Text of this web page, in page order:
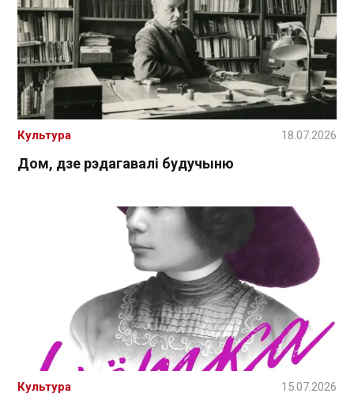
Дом, дзе рэдагавалі будучыню
Культура 18.07.2026
Культура 15.07.2026